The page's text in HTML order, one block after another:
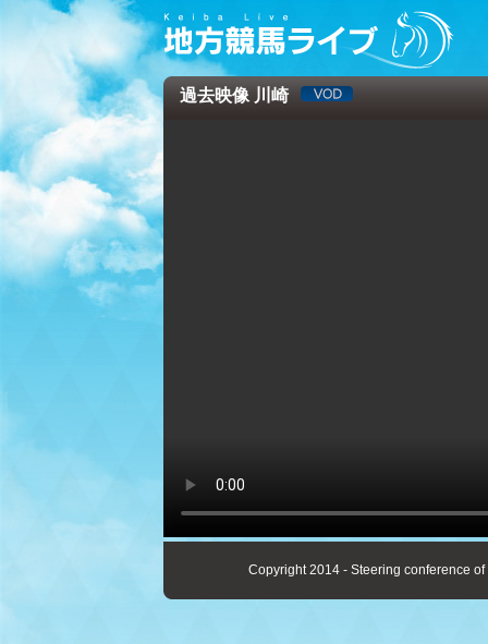
過去映像 川崎
Copyright 2014 - Steering conference